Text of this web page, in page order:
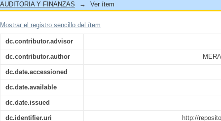
AUDITORIA Y FINANZAS
→ Ver ítem
Mostrar el registro sencillo del ítem
dc.contributor.advisor
dc.contributor.author
dc.date.accessioned
dc.date.available
dc.date.issued
dc.identifier.uri http://